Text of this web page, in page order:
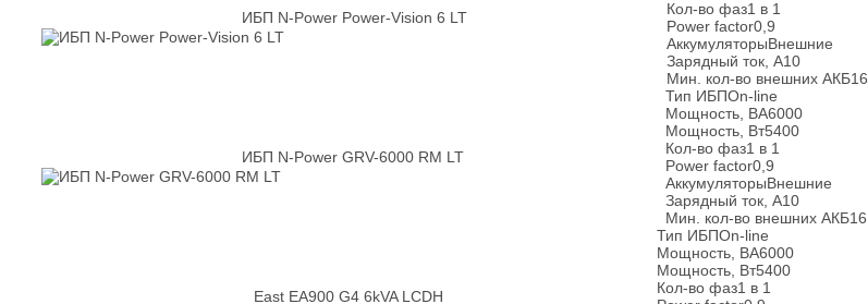
ИБП N-Power Power-Vision 6 LT
Кол-во фаз1 в 1
Power factor0,9
АккумуляторыВнешние
Зарядный ток, А10
Мин. кол-во внешних АКБ16
ИБП N-Power GRV-6000 RM LT
Тип ИБПOn-line
Мощность, ВА6000
Мощность, Вт5400
Кол-во фаз1 в 1
Power factor0,9
АккумуляторыВнешние
Зарядный ток, А10
Мин. кол-во внешних АКБ16
East EA900 G4 6kVA LCDH
Тип ИБПOn-line
Мощность, ВА6000
Мощность, Вт5400
Кол-во фаз1 в 1